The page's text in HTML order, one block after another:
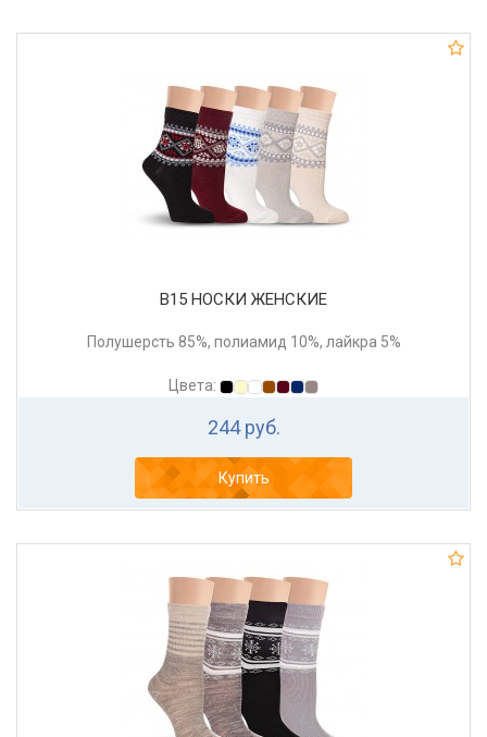
В15 НОСКИ ЖЕНСКИЕ
Полушерсть 85%, полиамид 10%, лайкра 5%
Цвета:
244 руб.
Купить